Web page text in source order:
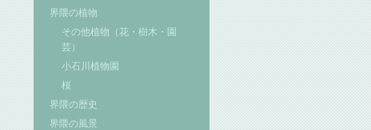
界隈の植物
その他植物（花・樹木・園
芸）
小石川植物園
桜
界隈の歴史
界隈の風景